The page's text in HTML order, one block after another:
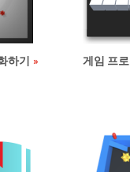
하기 게임 프